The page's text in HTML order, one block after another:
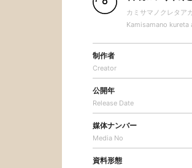
カミサマノクレタア
Kamisamano kureta
制作者
Creator
公開年
Release Date
媒体ナンバー
Media No
資料形態